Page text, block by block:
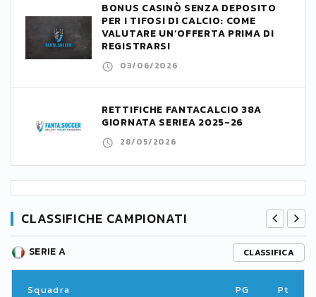
BONUS CASINÒ SENZA DEPOSITO
PER I TIFOSI DI CALCIO: COME
VALUTARE UN’OFFERTA PRIMA DI
REGISTRARSI
03/06/2026
RETTIFICHE FANTACALCIO 38A
GIORNATA SERIEA 2025-26
28/05/2026
CLASSIFICHE CAMPIONATI
SERIE A CLASSIFICA
Squadra PG Pt